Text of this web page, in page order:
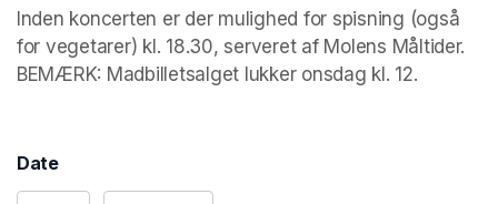
Inden koncerten er der mulighed for spisning (også
for vegetarer) kl. 18.30, serveret af Molens Måltider.
BEMÆRK: Madbilletsalget lukker onsdag kl. 12.
Date